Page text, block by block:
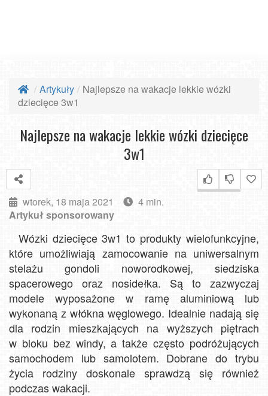
Artykuły
Najlepsze na wakacje lekkie wózki
dziecięce 3w1
Najlepsze na wakacje lekkie wózki dziecięce
3w1
wtorek, 18 maja 2021
4 min.
Artykuł sponsorowany
Wózki dziecięce 3w1 to produkty wielofunkcyjne,
które umożliwiają zamocowanie na uniwersalnym
stelażu gondoli noworodkowej, siedziska
spacerowego oraz nosidełka. Są to zazwyczaj
modele wyposażone w ramę aluminiową lub
wykonaną z włókna węglowego. Idealnie nadają się
dla rodzin mieszkających na wyższych piętrach
w bloku bez windy, a także często podróżujących
samochodem lub samolotem. Dobrane do trybu
życia rodziny doskonale sprawdzą się również
podczas wakacji.